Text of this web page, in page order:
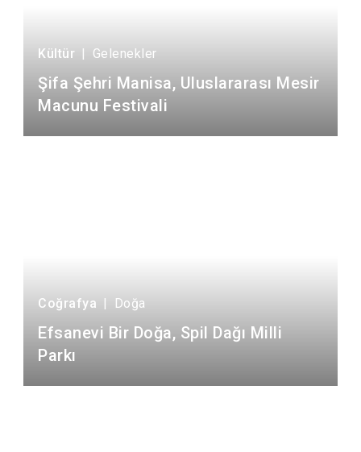
Kültür | Gelenekler
Şifa Şehri Manisa, Uluslararası Mesir
Macunu Festivali
Coğrafya | Doğa
Efsanevi Bir Doğa, Spil Dağı Milli
Parkı